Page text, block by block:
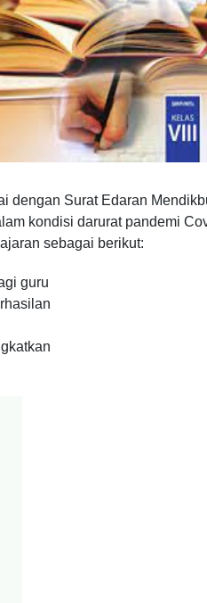
dengan Surat Edaran
kondisi darurat pandemi
sebagai berikut:
guru